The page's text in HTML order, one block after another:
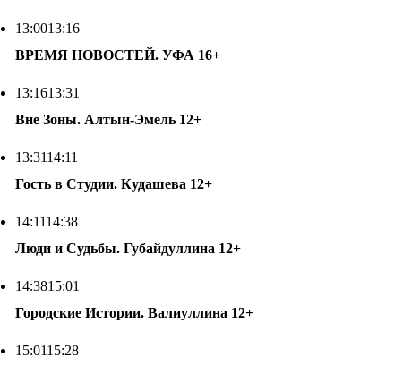
13:0013:16
ВРЕМЯ НОВОСТЕЙ. УФА 16+
13:1613:31
Вне Зоны. Алтын-Эмель 12+
13:3114:11
Гость в Студии. Кудашева 12+
14:1114:38
Люди и Судьбы. Губайдуллина 12+
14:3815:01
Городские Истории. Валиуллина 12+
15:0115:28